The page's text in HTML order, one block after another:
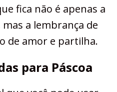
fica não é apenas a
mas a lembrança de
de amor e partilha.
para Páscoa